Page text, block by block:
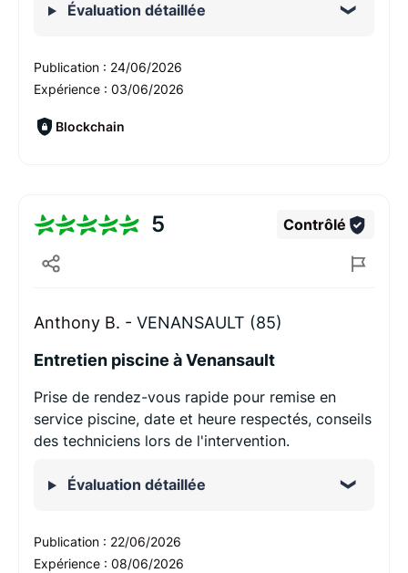
Évaluation détaillée
Publication : 24/06/2026
Expérience : 03/06/2026
Blockchain
5 Contrôlé
Anthony B. - VENANSAULT (85)
Entretien piscine à Venansault
Prise de rendez-vous rapide pour remise en
service piscine, date et heure respectés, conseils
des techniciens lors de l'intervention.
Évaluation détaillée
Publication : 22/06/2026
Expérience : 08/06/2026